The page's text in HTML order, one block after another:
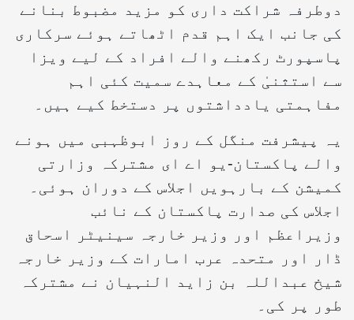
دوطرفہ شراکت داری کو مزید مضبوط بنانے
کی جانب ایک اہم قدم اٹھاتے ہوئے سرکاری
پاسپورٹ رکھنے والے افراد کے لیے ویزا
سے استثنیٰ کے معاہدے سمیت کئی اہم
مفاہمتی یادداشتوں پر دستخط کیے ہیں۔
یہ پیشرفت منگل کے روز ابوظہبی میں ہونے
والے پاکستان-یو اے ای مشترکہ وزارتی
کمیشن کے بارہویں اجلاس کے دوران ہوئی۔
اجلاس کی صدارت پاکستان کے نائب
وزیراعظم اور وزیر خارجہ سینیٹر اسحاق
ڈار اور متحدہ عرب امارات کے وزیر خارجہ
شیخ عبداللہ بن زاید النہیان نے مشترکہ
طور پر کی۔